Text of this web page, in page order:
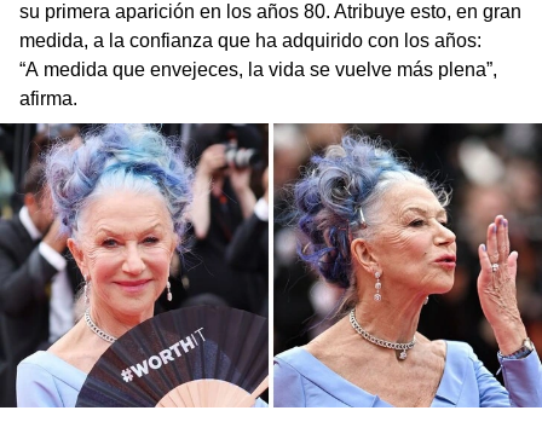
su primera aparición en los años 80. Atribuye esto, en gran
medida, a la confianza que ha adquirido con los años:
“A medida que envejeces, la vida se vuelve más plena”,
afirma.